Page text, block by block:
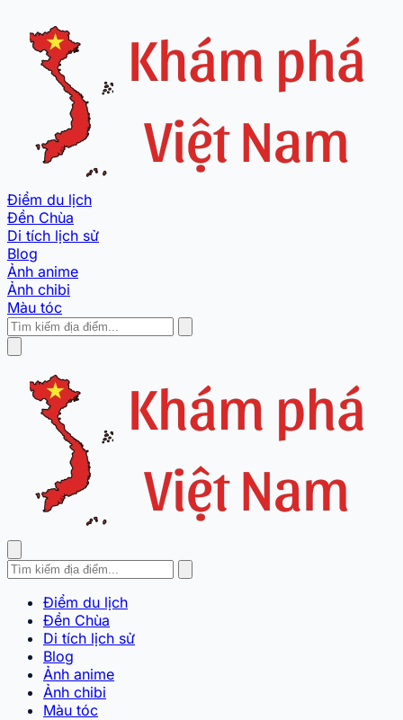
Điểm du lịch
Đền Chùa
Di tích lịch sử
Blog
Ảnh anime
Ảnh chibi
Màu tóc
Điểm du lịch
Đền Chùa
Di tích lịch sử
Blog
Ảnh anime
Ảnh chibi
Màu tóc